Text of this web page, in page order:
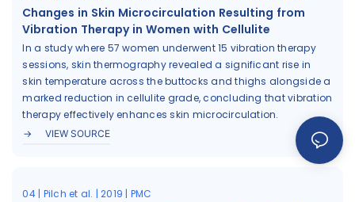
Changes in Skin Microcirculation Resulting from
Vibration Therapy in Women with Cellulite
In a study where 57 women underwent 15 vibration therapy
sessions, skin thermography revealed a significant rise in
skin temperature across the buttocks and thighs alongside a
marked reduction in cellulite grade, concluding that vibration
therapy effectively enhances skin microcirculation.
VIEW SOURCE
04 | Pilch et al. | 2019 | PMC